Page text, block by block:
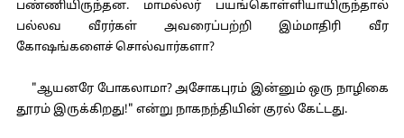
பண்ணியிருந்தன. மாமல்லர் பயங்கொள்ளியாயிருந்தால்
பல்லவ வீரர்கள் அவரைப்பற்றி இம்மாதிரி வீர
கோஷங்களைச் சொல்வார்களா?
"ஆயனரே போகலாமா? அசோகபுரம் இன்னும் ஒரு நாழிகை
தூரம் இருக்கிறது!" என்று நாகநந்தியின் குரல் கேட்டது.